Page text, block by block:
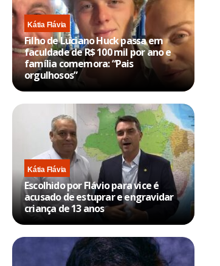
Kátia Flávia
Filho de Luciano Huck passa em
faculdade de R$ 100 mil por ano e
família comemora: “Pais
orgulhosos”
Kátia Flávia
Escolhido por Flávio para vice é
acusado de estuprar e engravidar
criança de 13 anos